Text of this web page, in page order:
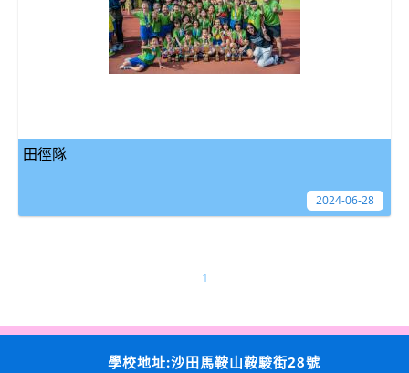
田徑隊
2024-06-28
1
學校地址:沙田馬鞍山鞍駿街28號